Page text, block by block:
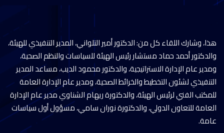
هذا، وشارك اللقاء كل من: الدكتور أمير التلواني، المدير التنفيذي للهيئة،
والدكتور أحمد حماد مستشار رئيس الهيئة للسياسات والنظم الصحية،
ومدير عام الإدارة الاستراتيجية، والدكتور محمود الديب، مساعد المدير
التنفيذي لشئون التخطيط والخرائط الصحية، ومدير عام الإدارة العامة
للمكتب الفني لرئيس الهيئة، والدكتورة ريهام الشناوي مدير عام الإدارة
العامة للتعاون الدولي، والدكتورة نوران سامي، مسؤول أول سياسات
عامة.